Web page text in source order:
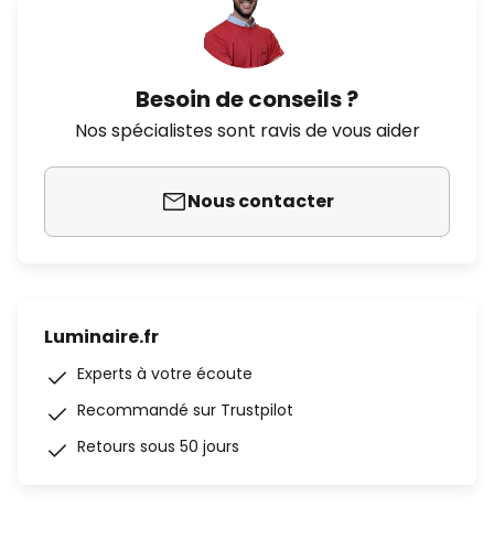
Besoin de conseils ?
Nos spécialistes sont ravis de vous aider
Nous contacter
Luminaire.fr
Experts à votre écoute
Recommandé sur Trustpilot
Retours sous 50 jours